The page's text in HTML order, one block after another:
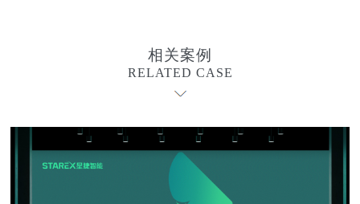
相关案例
RELATED CASE